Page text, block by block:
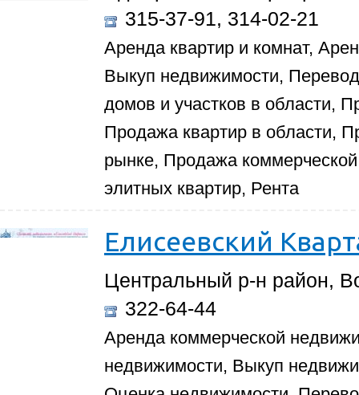
315-37-91, 314-02-21
Аренда квартир и комнат,
Выкуп недвижимости,
домов и участков в области,
Продажа квартир в области,
рынке, Продажа
элитных квартир, Рента
Елисеевский
Центральный р-н район,
322-64-44
Аренда коммерческой
недвижимости, Выкуп